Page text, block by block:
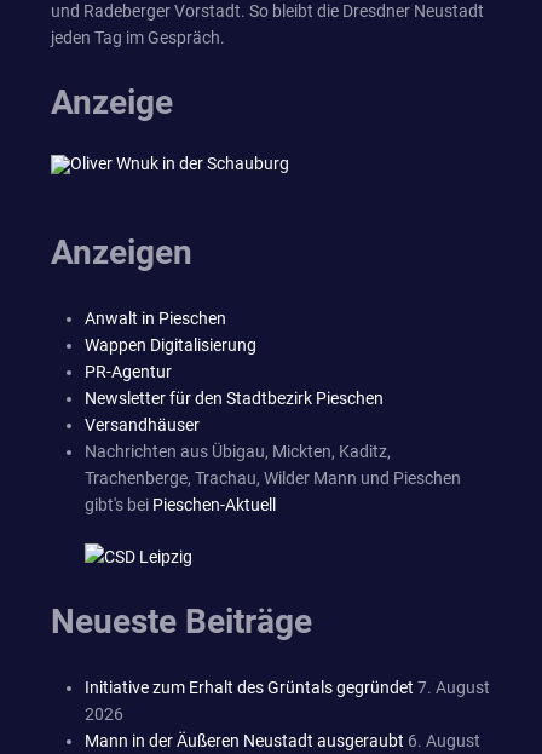
und Radeberger Vorstadt. So bleibt die Dresdner Neustadt
jeden Tag im Gespräch.
Anzeige
Anzeigen
Anwalt in Pieschen
Wappen Digitalisierung
PR-Agentur
Newsletter für den Stadtbezirk Pieschen
Versandhäuser
Nachrichten aus Übigau, Mickten, Kaditz,
Trachenberge, Trachau, Wilder Mann und Pieschen
gibt's bei Pieschen-Aktuell
Neueste Beiträge
Initiative zum Erhalt des Grüntals gegründet 7. August
2026
Mann in der Äußeren Neustadt ausgeraubt 6. August